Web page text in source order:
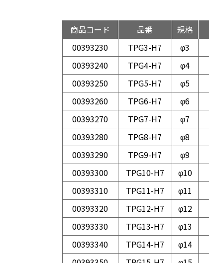
商品コード 品番 規格
00393230
TPG3-H7 φ3
00393240
TPG4-H7 φ4
00393250
TPG5-H7 φ5
00393260
TPG6-H7 φ6
00393270
TPG7-H7 φ7
00393280
TPG8-H7 φ8
00393290
TPG9-H7 φ9
00393300
TPG10-H7 φ10
00393310
TPG11-H7 φ11
00393320
TPG12-H7 φ12
00393330
TPG13-H7 φ13
00393340
TPG14-H7 φ14